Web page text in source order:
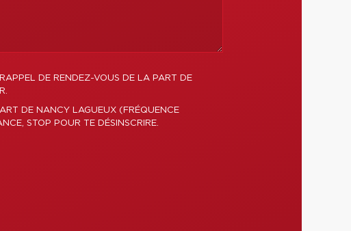
DE RENDEZ-VOUS DE LA PART DE
DE NANCY LAGUEUX (FRÉQUENCE
STOP POUR TE DÉSINSCRIRE.